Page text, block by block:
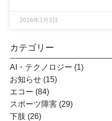
2026年3月3日
カテゴリー
AI・テクノロジー (1)
お知らせ (15)
エコー (84)
スポーツ障害 (29)
下肢 (26)